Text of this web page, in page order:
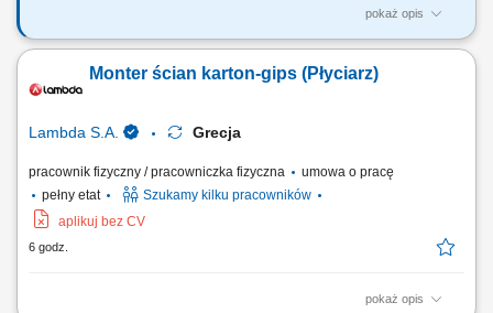
pokaż opis
Pracujemy przy projektach związanych z inwestycjami o dużej skali, w
Prowadzimy postępowania związane z usługami oraz robotami
budowlanymi, np. na modernizację dworców. Jeśli masz doświadczenie
Monter ścian karton-gips (Płyciarz)
Lambda S.A. Grecja
pracownik fizyczny / pracowniczka fizyczna
umowa o pracę
pełny etat
Szukamy kilku pracowników
aplikuj bez CV
6 godz.
pokaż opis